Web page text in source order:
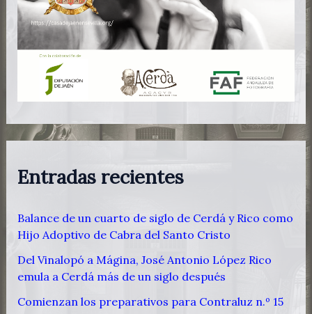
Entradas recientes
Balance de un cuarto de siglo de Cerdá y Rico como
Hijo Adoptivo de Cabra del Santo Cristo
Del Vinalopó a Mágina, José Antonio López Rico
emula a Cerdá más de un siglo después
Comienzan los preparativos para Contraluz n.º 15